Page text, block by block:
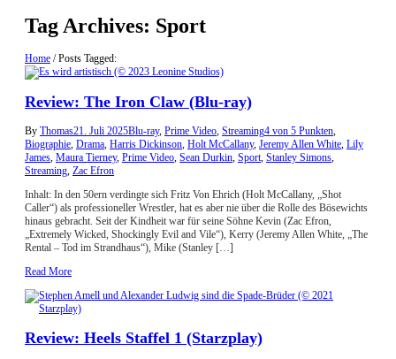
Tag Archives: Sport
Home /Posts Tagged:
Review: The Iron Claw (Blu-ray)
By Thomas21. Juli 2025Blu-ray, Prime Video, Streaming4 von 5 Punkten,
Biographie, Drama, Harris Dickinson, Holt McCallany, Jeremy Allen White, Lily
James, Maura Tierney, Prime Video, Sean Durkin, Sport, Stanley Simons,
Streaming, Zac Efron
Inhalt: In den 50ern verdingte sich Fritz Von Ehrich (Holt McCallany, „Shot
Caller“) als professioneller Wrestler, hat es aber nie über die Rolle des Bösewichts
hinaus gebracht. Seit der Kindheit war für seine Söhne Kevin (Zac Efron,
„Extremely Wicked, Shockingly Evil and Vile“), Kerry (Jeremy Allen White, „The
Rental – Tod im Strandhaus“), Mike (Stanley […]
Read More
Review: Heels Staffel 1 (Starzplay)